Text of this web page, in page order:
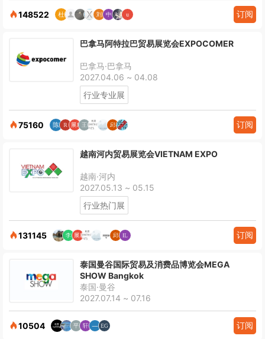
148522 订阅
巴拿马阿特拉巴贸易展览会EXPOCOMER
巴拿马·巴拿马
2027.04.06 ~ 04.08
行业专业展
75160 订阅
越南河内贸易展览会VIETNAM EXPO
越南·河内
2027.05.13 ~ 05.15
行业热门展
131145 订阅
泰国曼谷国际贸易及消费品博览会MEGA
SHOW Bangkok
泰国·曼谷
2027.07.14 ~ 07.16
10504 订阅